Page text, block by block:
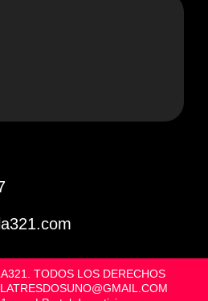
TODOS LOS DERECHOS